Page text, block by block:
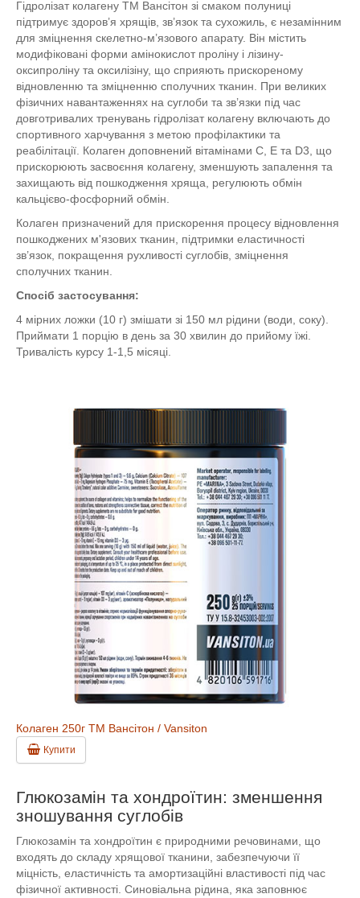
Гідролізат колагену ТМ Вансітон зі смаком полуниці
підтримує здоров’я хрящів, зв’язок та сухожиль, є незамінним
для зміцнення скелетно-м’язового апарату. Він містить
модифіковані форми амінокислот проліну і лізину-
оксипроліну та оксилізіну, що сприяють прискореному
відновленню та зміцненню сполучних тканин. При великих
фізичних навантаженнях на суглоби та зв’язки під час
довготривалих тренувань гідролізат колагену включають до
спортивного харчування з метою профілактики та
реабілітації. Колаген доповнений вітамінами С, Е та D3, що
прискорюють засвоєння колагену, зменшують запалення та
захищають від пошкодження хряща, регулюють обмін
кальцієво-фосфорний обмін.
Колаген призначений для прискорення процесу відновлення
пошкоджених м'язових тканин, підтримки еластичності
зв’язок, покращення рухливості суглобів, зміцнення
сполучних тканин.
Спосіб застосування:
4 мірних ложки (10 г) змішати зі 150 мл рідини (води, соку).
Приймати 1 порцію в день за 30 хвилин до прийому їжі.
Тривалість курсу 1-1,5 місяці.
Колаген 250г ТМ Вансітон / Vansiton
Купити
Глюкозамін та хондроїтин: зменшення
зношування суглобів
Глюкозамін та хондроїтин є природними речовинами, що
входять до складу хрящової тканини, забезпечуючи її
міцність, еластичність та амортизаційні властивості під час
фізичної активності. Синовіальна рідина, яка заповнює